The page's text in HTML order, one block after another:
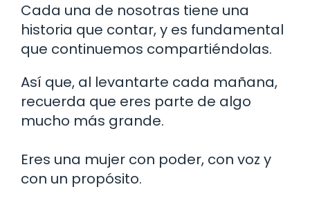
Cada una de nosotras tiene una
historia que contar, y es fundamental
que continuemos compartiéndolas.
Así que, al levantarte cada mañana,
recuerda que eres parte de algo
mucho más grande.
Eres una mujer con poder, con voz y
con un propósito.